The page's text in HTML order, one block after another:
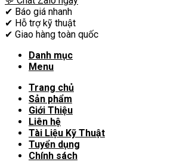
✔ Báo giá nhanh
✔ Hỗ trợ kỹ thuật
✔ Giao hàng toàn quốc
Danh mục
Menu
Trang chủ
Sản phẩm
Giới Thiệu
Liên hệ
Tài Liệu Kỹ Thuật
Tuyển dụng
Chính sách